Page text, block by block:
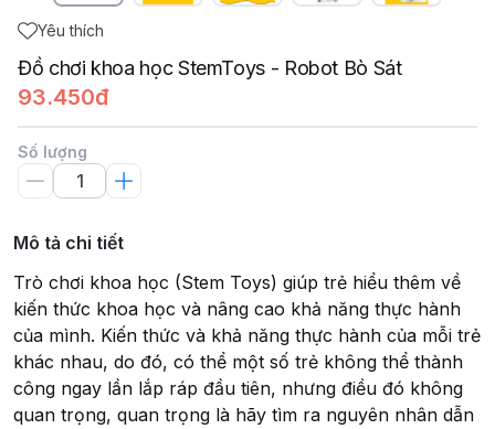
Yêu thích
Đồ chơi khoa học StemToys - Robot Bò Sát
93.450đ
Số lượng
Mô tả chi tiết
Trò chơi khoa học (Stem Toys) giúp trẻ hiểu thêm về
kiến thức khoa học và nâng cao khả năng thực hành
của mình. Kiến thức và khả năng thực hành của mỗi trẻ
khác nhau, do đó, có thể một số trẻ không thể thành
công ngay lần lắp ráp đầu tiên, nhưng điều đó không
quan trọng, quan trọng là hãy tìm ra nguyên nhân dẫn